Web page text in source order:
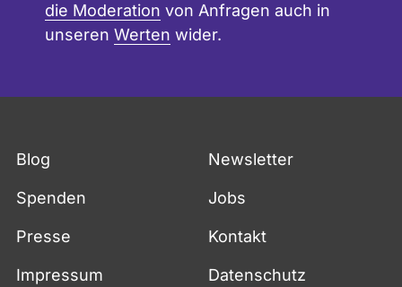
die Moderation von Anfragen auch in
unseren Werten wider.
Blog Newsletter
Spenden Jobs
Presse Kontakt
Impressum Datenschutz